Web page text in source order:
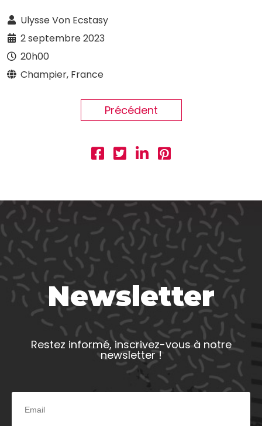
Ulysse Von Ecstasy
2 septembre 2023
20h00
Champier, France
Précédent
Newsletter
Restez informé, inscrivez-vous à notre
newsletter !